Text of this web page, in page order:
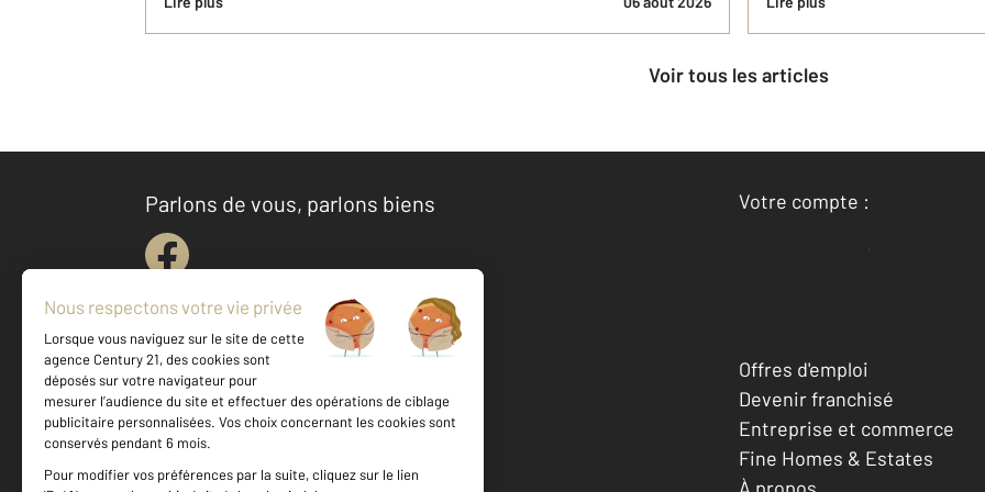
Voir tous les articles
Parlons de vous, parlons biens
Votre compte :
Accéder à mon compte
Votre agence est notée
Achat
Offres d'emploi
Devenir franchisé
Entreprise et commerce
Fine Homes & Estates
À propos